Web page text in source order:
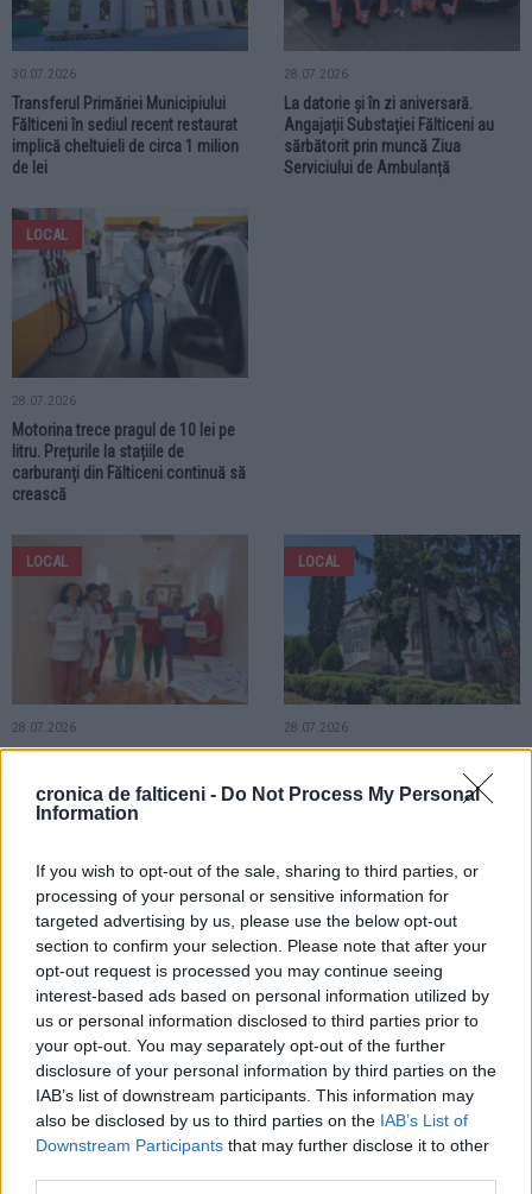
cronica de falticeni - Do Not Process My Personal
Information
If you wish to opt-out of the sale, sharing to third parties, or
processing of your personal or sensitive information for
targeted advertising by us, please use the below opt-out
section to confirm your selection. Please note that after your
opt-out request is processed you may continue seeing
interest-based ads based on personal information utilized by
us or personal information disclosed to third parties prior to
your opt-out. You may separately opt-out of the further
disclosure of your personal information by third parties on the
IAB’s list of downstream participants. This information may
also be disclosed by us to third parties on the IAB’s List of
Downstream Participants that may further disclose it to other
30.07.2026
Transferul Primăriei Municipiului
Fălticeni în sediul recent restaurat
implică cheltuieli de circa 1 milion
de lei
28.07.2026
La datorie și în zi aniversară.
Angajații Substației Fălticeni au
sărbătorit prin muncă Ziua
Serviciului de Ambulanță
LOCAL
28.07.2026
Motorina trece pragul de 10 lei pe
litru. Prețurile la stațiile de
carburanți din Fălticeni continuă să
crească
LOCAL
28.07.2026
Angajații Spitalului Municipal
Pacienții unității medicale nu au
fost afectați
LOCAL
28.07.2026
Sediul Detașamentului de Jandarmi
Fălticeni intră în reabilitare capitală.
Investiție de circa 11 milioane de
28.07.2026
Un caz cu final fericit. Spiritul civic
și intervenția Poliției Locale
Fălticeni au readus un copil în
brațele familiei